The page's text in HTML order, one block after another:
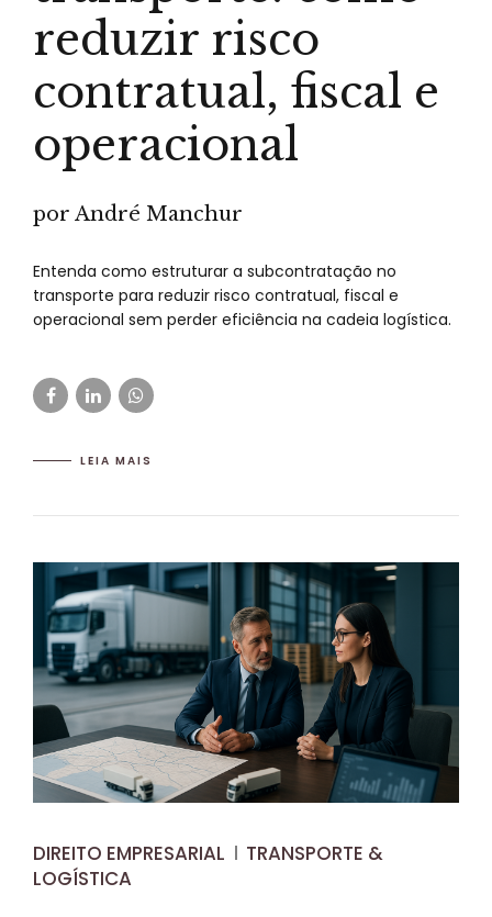
reduzir risco
contratual, fiscal e
operacional
por André Manchur
Entenda como estruturar a subcontratação no
transporte para reduzir risco contratual, fiscal e
operacional sem perder eficiência na cadeia logística.
LEIA MAIS
DIREITO EMPRESARIAL
TRANSPORTE &
LOGÍSTICA